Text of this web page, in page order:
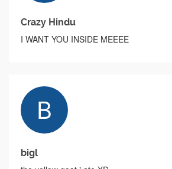
Crazy Hindu
I WANT YOU INSIDE MEEEE
bigl